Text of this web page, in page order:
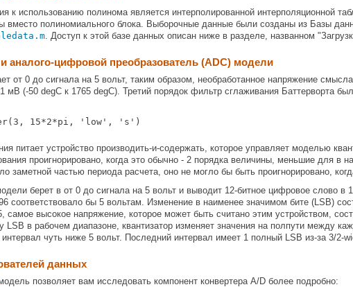
к использованию полинома является интерполированной интерполяционной
вместо полиномиального блока. Выборочные данные были созданы из Базы
. Доступ к этой базе данных описан ниже в разделе, названном
аналого-цифровой преобразователь (ADC) модели
от 0 до сигнала на 5 вольт, таким образом, необработанное напряжение
мВ (-50 degC к 1765 degC). Третий порядок фильтр сглаживания Баттерворта
15*2*pi, 'low', 's')
питает устройство производить-и-содержать, которое управляет моделью
проигнорировано, когда это обычно - 2 порядка величины, меньшие для в
заметной частью периода расчета, оно не могло бы быть проигнорировано,
берет в от 0 до сигнала на 5 вольт и выводит 12-битное цифровое слово в
соответствовало бы 5 вольтам. Изменение в наименее значимом бите (LSB)
самое высокое напряжение, которое может быть считано этим устройством,
в рабочем диапазоне, квантизатор изменяет значения на полпути между
чуть ниже 5 вольт. Последний интервал имеет 1 полный LSB из-за 3/2-
данных
позволяет вам исследовать компонент конвертера A/D более подробно: